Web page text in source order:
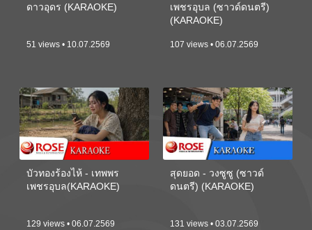
ดาวอุดร (KARAOKE)
51 views • 10.07.2569
เพชรอุบล (ซาวด์ดนตรี)
(KARAOKE)
107 views • 06.07.2569
บัวทองร้องไห้ - เทพพร
เพชรอุบล(KARAOKE)
129 views • 06.07.2569
สุดยอด - วงซูซู (ซาวด์
ดนตรี) (KARAOKE)
131 views • 03.07.2569